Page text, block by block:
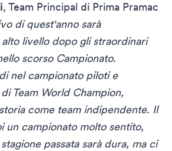
, Team Principal di Prima Pramac
di quest'anno sarà
livello dopo gli straordinari
scorso Campionato.
nel campionato piloti e
Team World Champion,
come team indipendente. Il
un campionato molto sentito,
passata sarà dura, ma ci